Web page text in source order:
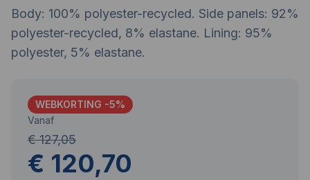
Body: 100% polyester-recycled. Side panels: 92%
polyester-recycled, 8% elastane. Lining: 95%
polyester, 5% elastane.
WEBKORTING -5%
Vanaf
€ 127,05
€ 120,70